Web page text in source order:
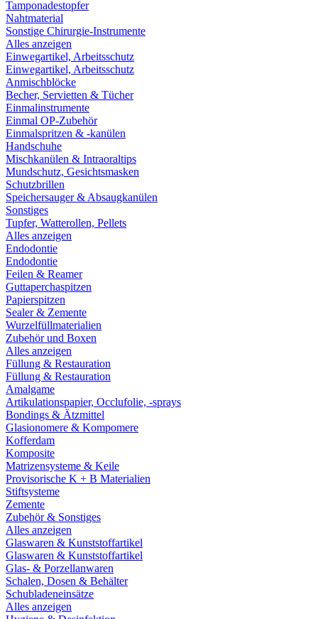
Tamponadestopfer
Nahtmaterial
Sonstige Chirurgie-Instrumente
Alles anzeigen
Einwegartikel, Arbeitsschutz
Einwegartikel, Arbeitsschutz
Anmischblöcke
Becher, Servietten & Tücher
Einmalinstrumente
Einmal OP-Zubehör
Einmalspritzen & -kanülen
Handschuhe
Mischkanülen & Intraoraltips
Mundschutz, Gesichtsmasken
Schutzbrillen
Speichersauger & Absaugkanülen
Sonstiges
Tupfer, Watterollen, Pellets
Alles anzeigen
Endodontie
Endodontie
Feilen & Reamer
Guttaperchaspitzen
Papierspitzen
Sealer & Zemente
Wurzelfüllmaterialien
Zubehör und Boxen
Alles anzeigen
Füllung & Restauration
Füllung & Restauration
Amalgame
Artikulationspapier, Occlufolie, -sprays
Bondings & Ätzmittel
Glasionomere & Kompomere
Kofferdam
Komposite
Matrizensysteme & Keile
Provisorische K + B Materialien
Stiftsysteme
Zemente
Zubehör & Sonstiges
Alles anzeigen
Glaswaren & Kunststoffartikel
Glaswaren & Kunststoffartikel
Glas- & Porzellanwaren
Schalen, Dosen & Behälter
Schubladeneinsätze
Alles anzeigen